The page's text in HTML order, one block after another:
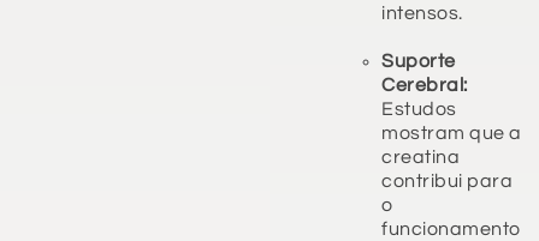
intensos.
Suporte
Cerebral:
Estudos
mostram que a
creatina
contribui para
o
funcionamento